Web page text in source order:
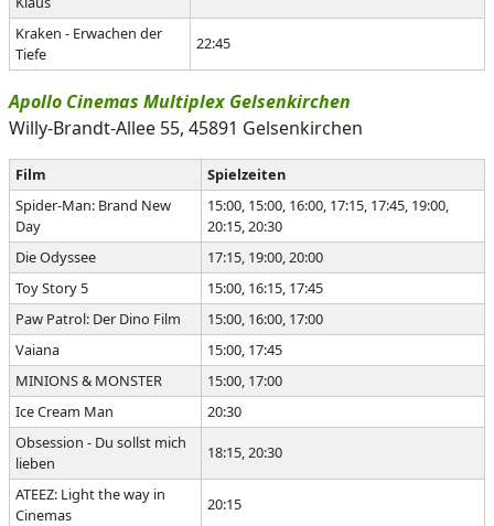
Kraken - Erwachen der
Tiefe
22:45
Apollo Cinemas Multiplex Gelsenkirchen
Willy-Brandt-Allee 55, 45891 Gelsenkirchen
Film
Spielzeiten
Spider-Man: Brand New
Day
15:00, 15:00, 16:00, 17:15, 17:45, 19:00,
20:15, 20:30
Die Odyssee
17:15, 19:00, 20:00
Toy Story 5
15:00, 16:15, 17:45
Paw Patrol: Der Dino Film
15:00, 16:00, 17:00
Vaiana
15:00, 17:45
MINIONS & MONSTER
15:00, 17:00
Ice Cream Man
20:30
Obsession - Du sollst mich
lieben
18:15, 20:30
ATEEZ: Light the way in
Cinemas
20:15